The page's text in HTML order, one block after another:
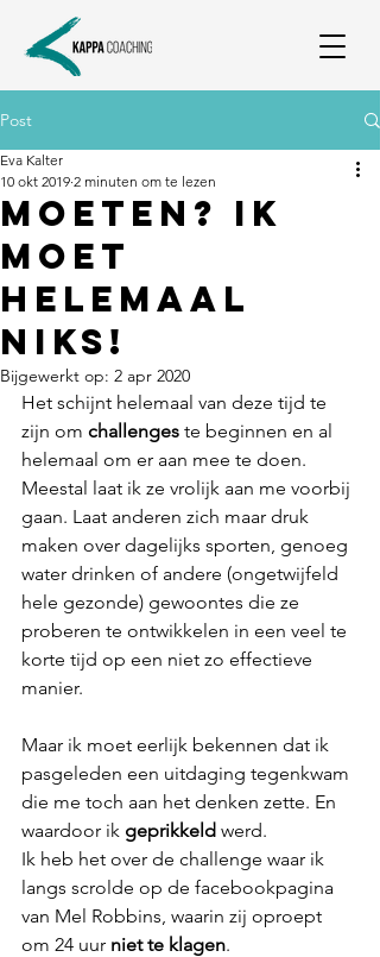
Post
Moeten? Ik
moet
helemaal
niks!
Eva Kalter
10 okt 2019 2 minuten om te lezen
Bijgewerkt op: 2 apr 2020
Het schijnt helemaal van deze tijd te
zijn om challenges te beginnen en al
helemaal om er aan mee te doen.
Meestal laat ik ze vrolijk aan me voorbij
gaan. Laat anderen zich maar druk
maken over dagelijks sporten, genoeg
water drinken of andere (ongetwijfeld
hele gezonde) gewoontes die ze
proberen te ontwikkelen in een veel te
korte tijd op een niet zo effectieve
manier.
Maar ik moet eerlijk bekennen dat ik
pasgeleden een uitdaging tegenkwam
die me toch aan het denken zette. En
waardoor ik geprikkeld werd.
Ik heb het over de challenge waar ik
langs scrolde op de facebookpagina
van Mel Robbins, waarin zij oproept
om 24 uur niet te klagen.